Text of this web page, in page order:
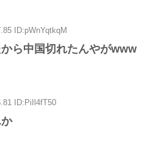
ID:pWnYqtkqM
ら中国切れたんやがwww
ID:PiIl4fT50